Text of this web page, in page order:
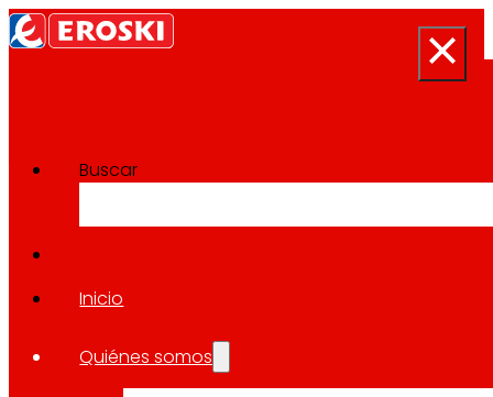
Buscar
Inicio
Quiénes somos
Sala de prensa
Volver a todas las noticias
14.01.2025